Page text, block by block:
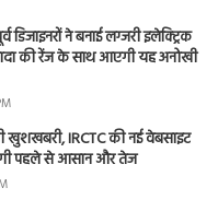
ने बनाई लग्जरी इलेक्ट्रिक
की रेंज के साथ आएगी यह अनोखी
खुशखबरी, IRCTC की नई वेबसाइट
पहले से आसान और तेज